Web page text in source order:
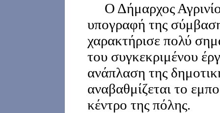
Ο Δήμαρχος
υπογραφή της
χαρακτήρισε πολύ
του συγκεκριμένου
ανάπλαση της
αναβαθμίζεται το
κέντρο της πόλης.